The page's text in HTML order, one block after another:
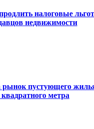
налоговые
недвижимости
рынок пустующего
метра